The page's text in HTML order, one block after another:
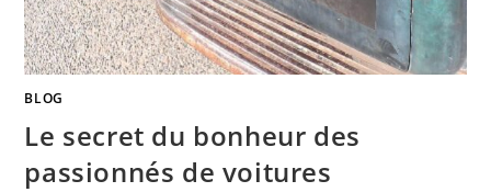
BLOG
Le secret du bonheur des
passionnés de voitures